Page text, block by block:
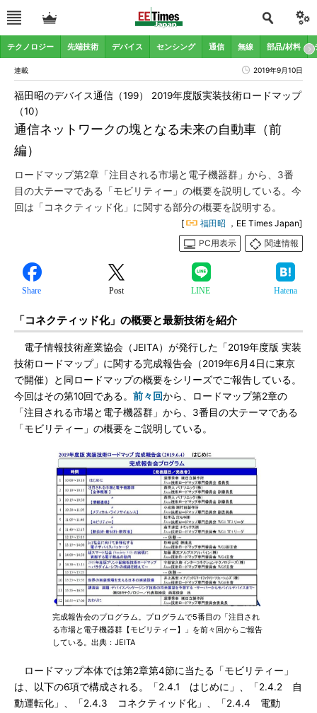
テクノロジー 先端技術 デバイス センシング 通信 無線 部品/材料
連載 2019年9月10日
通信ネットワークの塊となる未来の自動車（前
編）
福田昭のデバイス通信（199） 2019年度版実装技術ロードマップ
（10）
ロードマップ第2章「注目される市場と電子機器群」から、3番
目の大テーマである「モビリティー」の概要を説明している。今
回は「コネクティッド化」に関する部分の概要を説明する。
[ 福田昭 ，EE Times Japan]
PC用表示
関連情報
Share Post LINE Hatena
「コネクティッド化」の概要と最新技術を紹介
電子情報技術産業協会（JEITA）が発行した「2019年度版 実装
技術ロードマップ」に関する完成報告会（2019年6月4日に東京
で開催）と同ロードマップの概要をシリーズでご報告している。
今回はその第10回である。 前々回から、ロードマップ第2章の
「注目される市場と電子機器群」から、3番目の大テーマである
「モビリティー」の概要をご説明している。
完成報告会のプログラム。プログラムで5番目の「注目され
る市場と電子機器群【モビリティー】」を前々回からご報告
している。出典：JEITA
ロードマップ本体では第2章第4節に当たる「モビリティー」
は、以下の6項で構成される。「2.4.1 はじめに」、「2.4.2 自
動運転化」、「2.4.3 コネクティッド化」、「2.4.4 電動